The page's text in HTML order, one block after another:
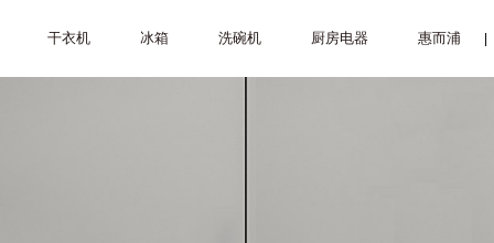
干衣机 冰箱 洗碗机 厨房电器 惠而浦 |